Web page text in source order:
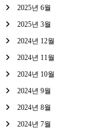
2025년 6월
2025년 3월
2024년 12월
2024년 11월
2024년 10월
2024년 9월
2024년 8월
2024년 7월